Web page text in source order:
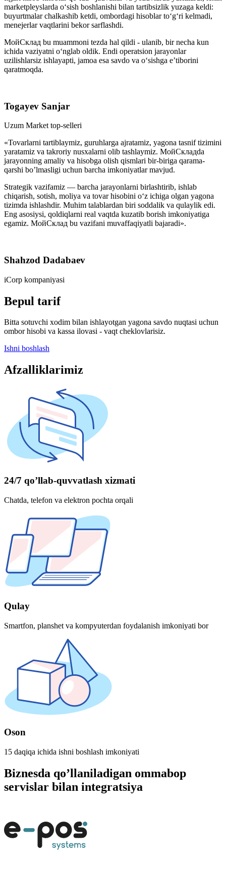
marketpleyslarda o‘sish boshlanishi bilan tartibsizlik yuzaga keldi:
buyurtmalar chalkashib ketdi, ombordagi hisoblar to‘g‘ri kelmadi,
menejerlar vaqtlarini bekor sarflashdi.
МойСклад bu muammoni tezda hal qildi - ulanib, bir necha kun
ichida vaziyatni o‘nglab oldik. Endi operatsion jarayonlar
uzilishlarsiz ishlayapti, jamoa esa savdo va o‘sishga e’tiborini
qaratmoqda.
Togayev Sanjar
Uzum Market top-selleri
«Tovarlarni tartiblaymiz, guruhlarga ajratamiz, yagona tasnif tizimini
yaratamiz va takroriy nusxalarni olib tashlaymiz. MoйСкладda
jarayonning amaliy va hisobga olish qismlari bir-biriga qarama-
qarshi bo’lmasligi uchun barcha imkoniyatlar mavjud.
Strategik vazifamiz — barcha jarayonlarni birlashtirib, ishlab
chiqarish, sotish, moliya va tovar hisobini o‘z ichiga olgan yagona
tizimda ishlashdir. Muhim talablardan biri soddalik va qulaylik edi.
Eng asosiysi, qoldiqlarni real vaqtda kuzatib borish imkoniyatiga
egamiz. МойСклад bu vazifani muvaffaqiyatli bajaradi».
Shahzod Dadabaev
iCorp kompaniyasi
Bepul tarif
Bitta sotuvchi xodim bilan ishlayotgan yagona savdo nuqtasi uchun
ombor hisobi va kassa ilovasi - vaqt cheklovlarisiz.
Ishni boshlash
Afzalliklarimiz
24/7 qo’llab-quvvatlash xizmati
Chatda, telefon va elektron pochta orqali
Qulay
Smartfon, planshet va kompyuterdan foydalanish imkoniyati bor
Oson
15 daqiqa ichida ishni boshlash imkoniyati
Biznesda qo’llaniladigan ommabop
servislar bilan integratsiya